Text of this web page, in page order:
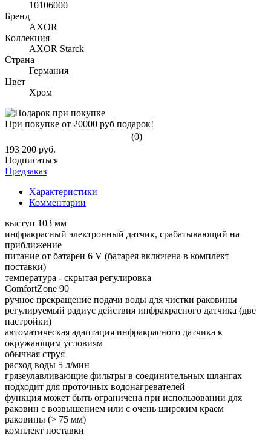
10106000
Бренд
AXOR
Коллекция
AXOR Starck
Страна
Германия
Цвет
Хром
При покупке от 20000 руб подарок!
(0)
193 200 руб.
Подписаться
Предзаказ
Характеристики
Комментарии
выступ 103 мм
инфракрасный электронный датчик, срабатывающий на
приближение
питание от батареи 6 V (батарея включена в комплект
поставки)
температура - скрытая регулировка
ComfortZone 90
ручное прекращение подачи воды для чистки раковины
регулируемый радиус действия инфракрасного датчика (две
настройки)
автоматическая адаптация инфракрасного датчика к
окружающим условиям
обычная струя
расход воды 5 л/мин
грязеулавливающие фильтры в соединительных шлангах
подходит для проточных водонагревателей
функция может быть ограничена при использовании для
раковин с возвышением или с очень широким краем
раковины (> 75 мм)
комплект поставки